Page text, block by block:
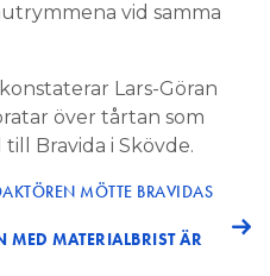
vid samma
Lars-Göran
över tårtan som
Bravida i Skövde.
MÖTTE BRAVIDAS
MED MATERIALBRIST ÄR